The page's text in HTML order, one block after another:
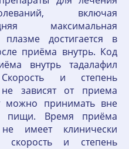
включая
максимальная
достигается в
приёма внутрь. Код
внутрь тадалафил
и степень
не зависят от приема
можно принимать вне
пищи. Время приёма
имеет клинически
скорость и степень